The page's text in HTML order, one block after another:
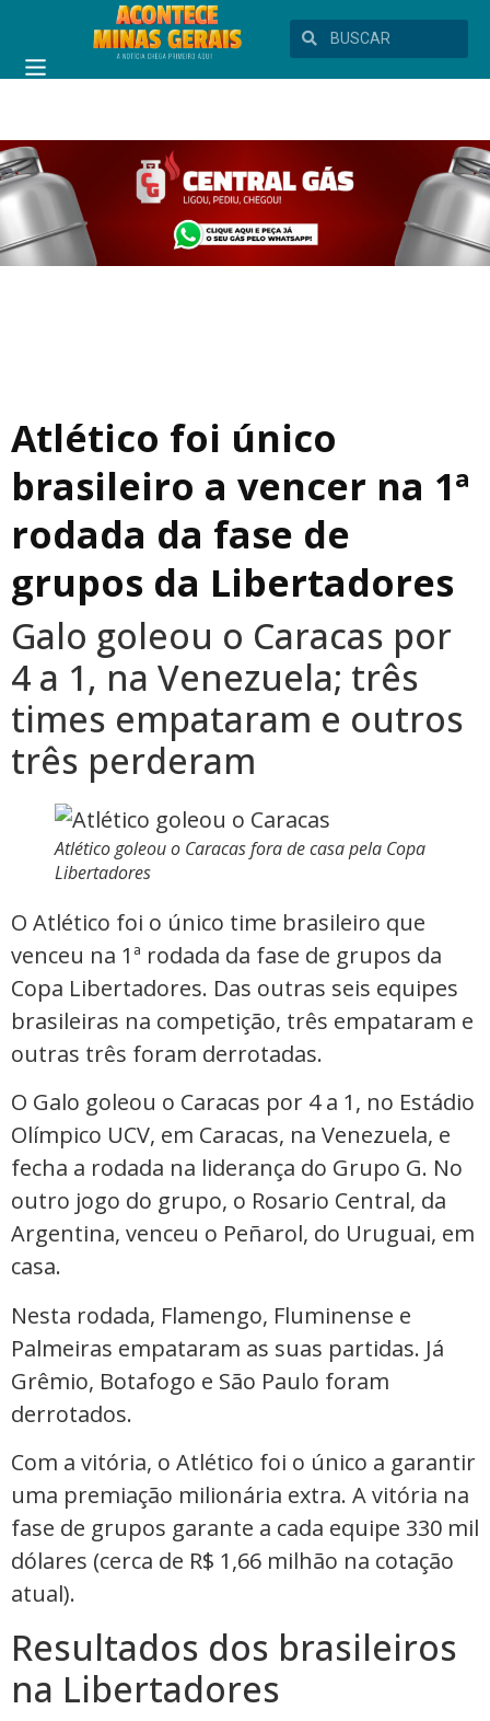
Atlético foi único
brasileiro a vencer na 1ª
rodada da fase de
grupos da Libertadores
Galo goleou o Caracas por
4 a 1, na Venezuela; três
times empataram e outros
três perderam
Atlético goleou o Caracas fora de casa pela Copa
Libertadores
O Atlético foi o único time brasileiro que
venceu na 1ª rodada da fase de grupos da
Copa Libertadores. Das outras seis equipes
brasileiras na competição, três empataram e
outras três foram derrotadas.
O Galo goleou o Caracas por 4 a 1, no Estádio
Olímpico UCV, em Caracas, na Venezuela, e
fecha a rodada na liderança do Grupo G. No
outro jogo do grupo, o Rosario Central, da
Argentina, venceu o Peñarol, do Uruguai, em
casa.
Nesta rodada, Flamengo, Fluminense e
Palmeiras empataram as suas partidas. Já
Grêmio, Botafogo e São Paulo foram
derrotados.
Com a vitória, o Atlético foi o único a garantir
uma premiação milionária extra. A vitória na
fase de grupos garante a cada equipe 330 mil
dólares (cerca de R$ 1,66 milhão na cotação
atual).
Resultados dos brasileiros
na Libertadores